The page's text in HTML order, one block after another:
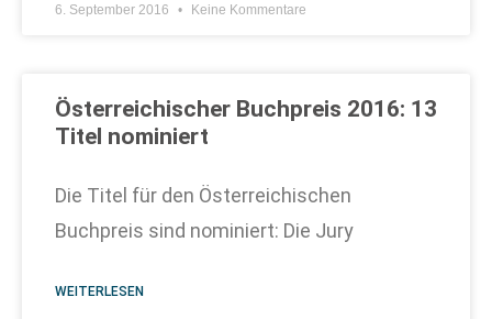
6. September 2016 Keine Kommentare
Österreichischer Buchpreis 2016: 13
Titel nominiert
Die Titel für den Österreichischen
Buchpreis sind nominiert: Die Jury
WEITERLESEN